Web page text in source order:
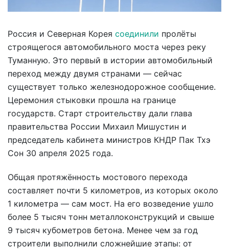
Россия и Северная Корея соединили пролёты
строящегося автомобильного моста через реку
Туманную. Это первый в истории автомобильный
переход между двумя странами — сейчас
существует только железнодорожное сообщение.
Церемония стыковки прошла на границе
государств. Старт строительству дали глава
правительства России Михаил Мишустин и
председатель кабинета министров КНДР Пак Тхэ
Сон 30 апреля 2025 года.
Общая протяжённость мостового перехода
составляет почти 5 километров, из которых около
1 километра — сам мост. На его возведение ушло
более 5 тысяч тонн металлоконструкций и свыше
9 тысяч кубометров бетона. Менее чем за год
строители выполнили сложнейшие этапы: от